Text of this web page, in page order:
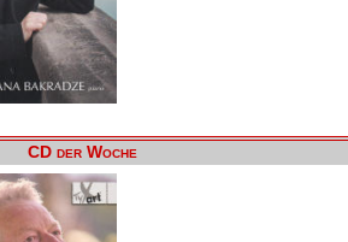
CD der Woche